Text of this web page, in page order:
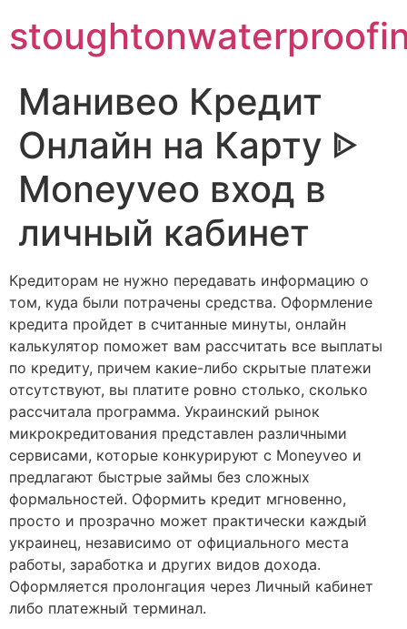
Манивео Кредит
Онлайн на Карту ᐈ
Moneyveo вход в
личный кабинет
Кредиторам не нужно передавать информацию о
том, куда были потрачены средства. Оформление
кредита пройдет в считанные минуты, онлайн
калькулятор поможет вам рассчитать все выплаты
по кредиту, причем какие-либо скрытые платежи
отсутствуют, вы платите ровно столько, сколько
рассчитала программа. Украинский рынок
микрокредитования представлен различными
сервисами, которые конкурируют с Moneyveo и
предлагают быстрые займы без сложных
формальностей. Оформить кредит мгновенно,
просто и прозрачно может практически каждый
украинец, независимо от официального места
работы, заработка и других видов дохода.
Оформляется пролонгация через Личный кабинет
либо платежный терминал.